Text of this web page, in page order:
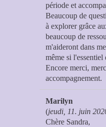
période et
Beaucoup de
à explorer grâce
beaucoup de
m'aideront dans
même si l'essentiel
Encore merci,
accompagnement.
Marilyn
(jeudi, 11. juin
Chère Sandra,